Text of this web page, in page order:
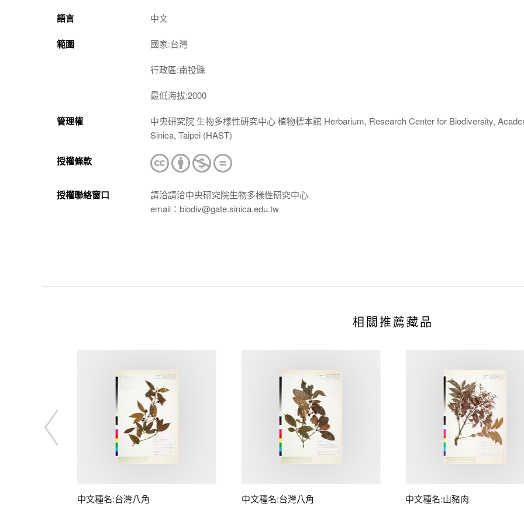
語言 中文
範圍 國家:台灣
行政區:南投縣
最低海拔:2000
管理權
中央研究院 生物多樣性研究中心 植物標本館 Herbarium, Research Center for Biodiversity,
Sinica, Taipei (HAST)
授權條款
授權聯絡窗口
請洽請洽中央研究院生物多樣性研究中心
email：biodiv@gate.sinica.edu.tw
相關推薦藏品
中文種名:台灣八角 中文種名:台灣八角 中文種名:山豬肉